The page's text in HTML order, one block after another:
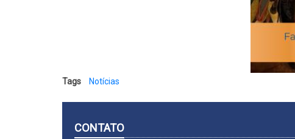
Tags Notícias
CONTATO